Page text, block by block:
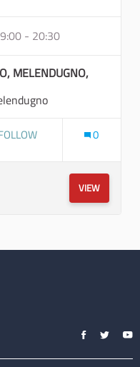
- 20:30
MELENDUGNO,
FOLLOWERS 0
VIEW